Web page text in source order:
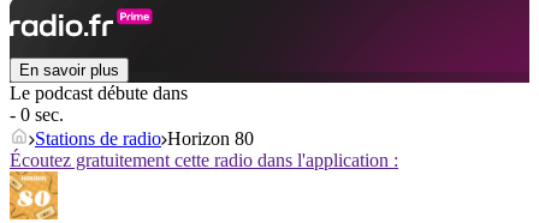
En savoir plus
Le podcast débute dans
- 0 sec.
Stations de radio Horizon 80
Écoutez gratuitement cette radio dans l'application :